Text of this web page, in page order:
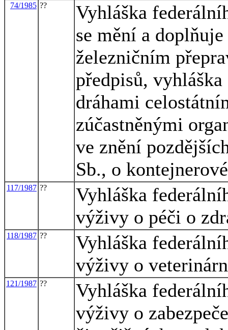
74/1985 ??
Vyhláška
se mění a
železničním
předpisů,
dráhami
zúčastněnými
ve znění
Sb., o
117/1987 ??
Vyhláška
výživy o péči o
118/1987 ??
Vyhláška
výživy o
121/1987 ??
Vyhláška
výživy o